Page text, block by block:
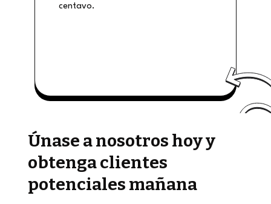
centavo.
Únase a nosotros hoy y
obtenga clientes
potenciales mañana